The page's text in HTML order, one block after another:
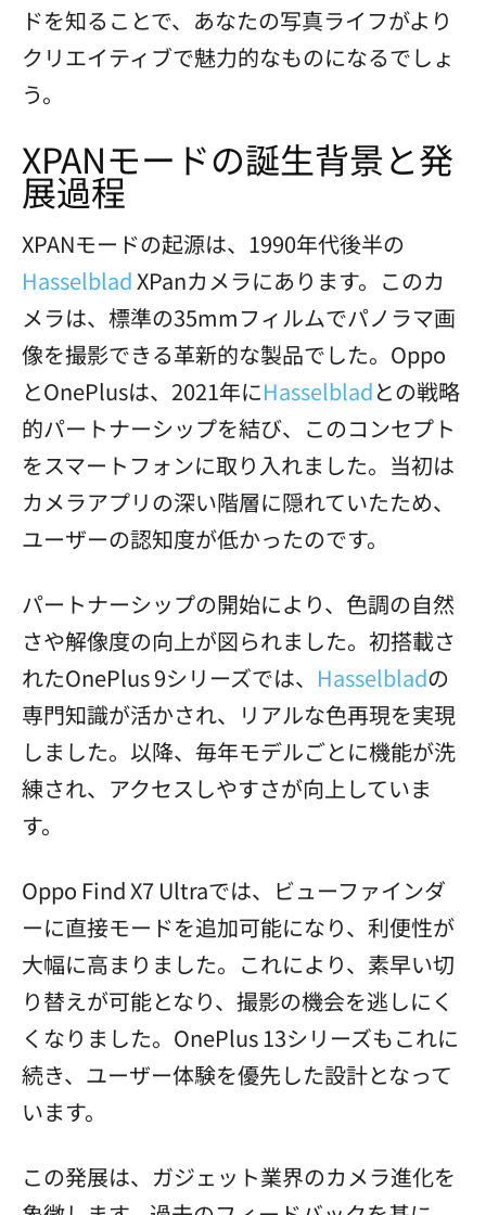
ドを知ることで、あなたの写真ライフがより
クリエイティブで魅力的なものになるでしょ
う。
XPANモードの誕生背景と発
展過程
XPANモードの起源は、1990年代後半の
HasselbladXPanカメラにあります。このカ
メラは、標準の35mmフィルムでパノラマ画
像を撮影できる革新的な製品でした。Oppo
とOnePlusは、2021年にHasselbladとの戦略
的パートナーシップを結び、このコンセプト
をスマートフォンに取り入れました。当初は
カメラアプリの深い階層に隠れていたため、
ユーザーの認知度が低かったのです。
パートナーシップの開始により、色調の自然
さや解像度の向上が図られました。初搭載さ
れたOnePlus 9シリーズでは、 Hasselbladの
専門知識が活かされ、リアルな色再現を実現
しました。以降、毎年モデルごとに機能が洗
練され、アクセスしやすさが向上していま
す。
Oppo Find X7 Ultraでは、ビューファインダ
ーに直接モードを追加可能になり、利便性が
大幅に高まりました。これにより、素早い切
り替えが可能となり、撮影の機会を逃しにく
くなりました。OnePlus 13シリーズもこれに
続き、ユーザー体験を優先した設計となって
います。
この発展は、ガジェット業界のカメラ進化を